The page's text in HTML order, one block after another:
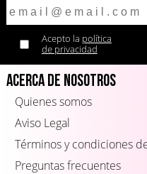
Acepto la política
de privacidad
Acerca de Nosotros
Quienes somos
Aviso Legal
Términos y condiciones
Preguntas frecuentes